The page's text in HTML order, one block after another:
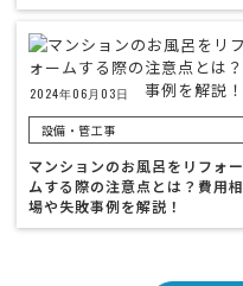
2024年06月03日
設備・管工事
マンションのお風呂をリフォー
ムする際の注意点とは？費用相
場や失敗事例を解説！